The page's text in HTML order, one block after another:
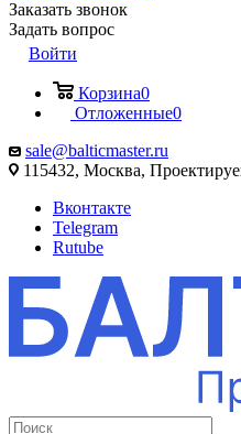
Заказать звонок
Задать вопрос
Войти
Корзина0
Отложенные0
sale@balticmaster.ru
115432, Москва,
Вконтакте
Telegram
Rutube